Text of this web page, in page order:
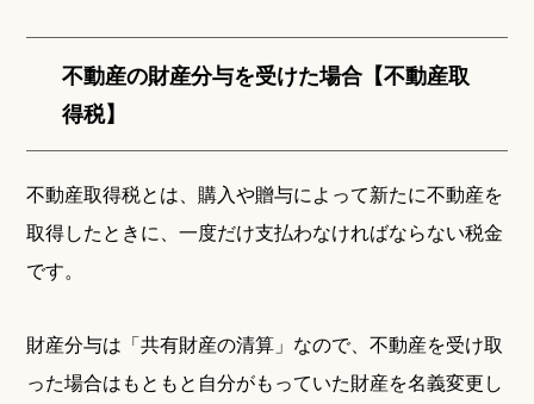
不動産の財産分与を受けた場合【不動産取
得税】
不動産取得税とは、購入や贈与によって新たに不動産を
取得したときに、一度だけ支払わなければならない税金
です。
財産分与は「共有財産の清算」なので、不動産を受け取
った場合はもともと自分がもっていた財産を名義変更し